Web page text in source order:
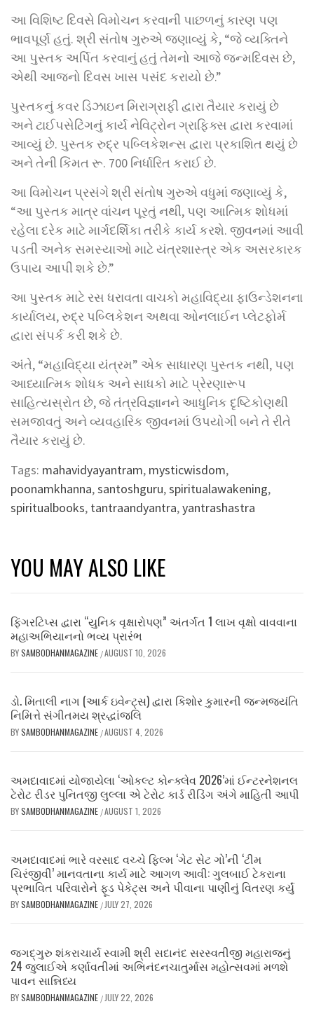
આ વિશિષ્ટ દિવસે વિમોચન કરવાની પાછળનું કારણ પણ
ભાવપૂર્ણ હતું. શ્રી સંતોષ ગુરુએ જણાવ્યું કે, “જે વ્યક્તિને
આ પુસ્તક અર્પિત કરવાનું હતું તેમનો આજે જન્મદિવસ છે,
એથી આજનો દિવસ ખાસ પસંદ કરાયો છે.”
પુસ્તકનું કવર ડિઝાઇન મિરાગ્રાફી દ્વારા તૈયાર કરાયું છે
અને ટાઈપસેટિંગનું કાર્ય નેવિટ્રોન ગ્રાફિક્સ દ્વારા કરવામાં
આવ્યું છે. પુસ્તક રુદ્ર પબ્લિકેશન્સ દ્વારા પ્રકાશિત થયું છે
અને તેની કિંમત રૂ. 700 નિર્ધારિત કરાઈ છે.
આ વિમોચન પ્રસંગે શ્રી સંતોષ ગુરુએ વધુમાં જણાવ્યું કે,
“આ પુસ્તક માત્ર વાંચન પૂરતું નથી, પણ આત્મિક શોધમાં
રહેલા દરેક માટે માર્ગદર્શિકા તરીકે કાર્ય કરશે. જીવનમાં આવી
પડતી અનેક સમસ્યાઓ માટે યંત્રશાસ્ત્ર એક અસરકારક
ઉપાય આપી શકે છે.”
આ પુસ્તક માટે રસ ધરાવતા વાચકો મહાવિદ્યા ફાઉન્ડેશનના
કાર્યાલય, રુદ્ર પબ્લિકેશન અથવા ઓનલાઈન પ્લેટફોર્મ
દ્વારા સંપર્ક કરી શકે છે.
અંતે, “મહાવિદ્યા યંત્રમ” એક સાધારણ પુસ્તક નથી, પણ
આધ્યાત્મિક શોધક અને સાધકો માટે પ્રેરણારૂપ
સાહિત્યસ્રોત છે, જે તંત્રવિજ્ઞાનને આધુનિક દૃષ્ટિકોણથી
સમજાવતું અને વ્યવહારિક જીવનમાં ઉપયોગી બને તે રીતે
તૈયાર કરાયું છે.
Tags: mahavidyayantram, mysticwisdom,
poonamkhanna,santoshguru,spiritualawakening,
spiritualbooks, tantraandyantra,yantrashastra
YOU MAY ALSO LIKE
ફિંગરટિપ્સ દ્વારા “યુનિક વૃક્ષારોપણ” અંતર્ગત 1 લાખ વૃક્ષો વાવવાના
મહાઅભિયાનનો ભવ્ય પ્રારંભ
BYSAMBODHANMAGAZINE /AUGUST 10, 2026
ડો. મિતાલી નાગ (આર્ક ઇવેન્ટ્સ) દ્વારા કિશોર કુમારની જન્મજયંતિ
નિમિત્તે સંગીતમય શ્રદ્ધાંજલિ
BYSAMBODHANMAGAZINE /AUGUST 4, 2026
અમદાવાદમાં યોજાયેલા ‘ઓકલ્ટ કોન્ક્લેવ 2026’માં ઈન્ટરનેશનલ
ટેરોટ રીડર પુનિતજી લુલ્લા એ ટેરોટ કાર્ડ રીડિંગ અંગે માહિતી આપી
BYSAMBODHANMAGAZINE /AUGUST 1, 2026
અમદાવાદમાં ભારે વરસાદ વચ્ચે ફિલ્મ ‘ગેટ સેટ ગો’ની ‘ટીમ
ચિરંજીવી’ માનવતાના કાર્ય માટે આગળ આવી: ગુલબાઈ ટેકરાના
પ્રભાવિત પરિવારોને ફૂડ પેકેટ્સ અને પીવાના પાણીનું વિતરણ કર્યું
BYSAMBODHANMAGAZINE / JULY 27, 2026
જગદ્ગુરુ શંકરાચાર્ય સ્વામી શ્રી સદાનંદ સરસ્વતીજી મહારાજનું
24 જુલાઈએ કર્ણાવતીમાં અભિનંદનચાતુર્માસ મહોત્સવમાં મળશે
પાવન સાન્નિધ્ય
BYSAMBODHANMAGAZINE / JULY 22, 2026